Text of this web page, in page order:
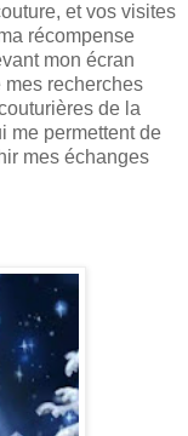
et vos visites
récompense
mon écran
recherches
de la
me permettent de
mes échanges